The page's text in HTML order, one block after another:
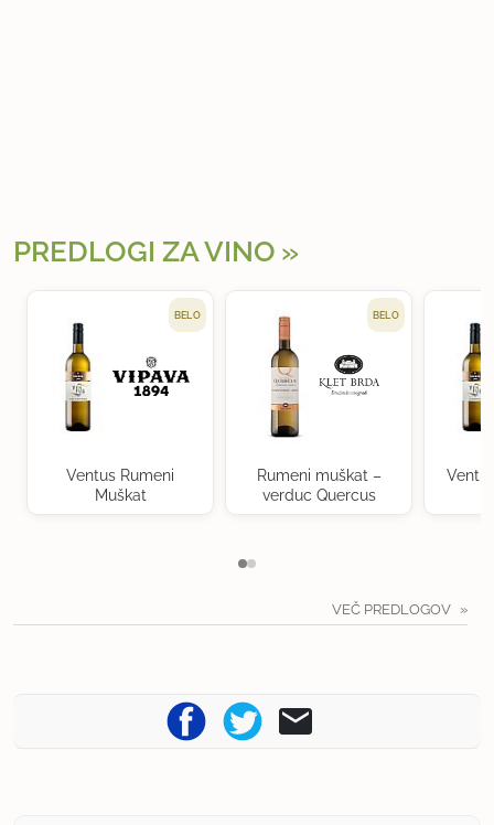
PREDLOGI ZA VINO
BELO
Ventus Rumeni
Muškat
BELO
Rumeni muškat –
verduc Quercus
VEČ PREDLOGOV